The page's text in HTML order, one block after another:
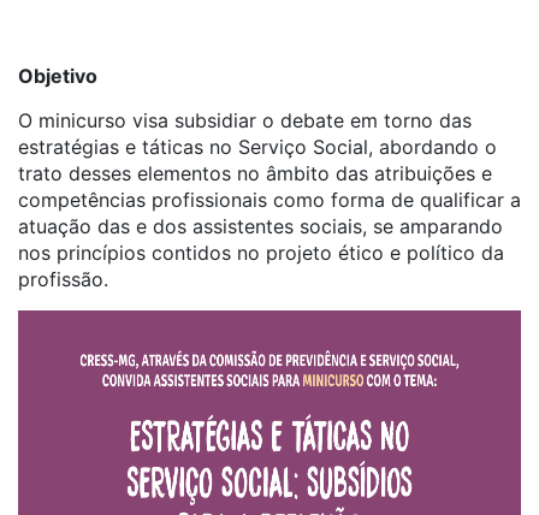
Objetivo
O minicurso visa subsidiar o debate em torno das
estratégias e táticas no Serviço Social, abordando o
trato desses elementos no âmbito das atribuições e
competências profissionais como forma de qualificar a
atuação das e dos assistentes sociais, se amparando
nos princípios contidos no projeto ético e político da
profissão.